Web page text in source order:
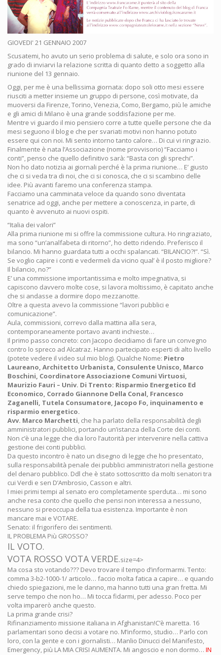
GIOVEDI' 21 GENNAIO 2007
Scusatemi, ho avuto un serio problema di salute, e solo ora sono in
grado di inviarvi la relazione scritta di quanto detto a soggetto alla
riunione del 13 gennaio.
Oggi, per me è una bellissima giornata: dopo soli otto mesi essere
riusciti a metter insieme un gruppo di persone, così motivate, da
muoversi da Firenze, Torino, Venezia, Como, Bergamo, più le amiche
e gli amici di Milano è una grande soddisfazione per me.
Mentre vi guardo il mio pensiero corre a tutte quelle persone che da
mesi seguono il blog e che per svariati motivi non hanno potuto
essere qui con noi. Mi sento intorno tanto calore… Di cui vi ringrazio.
Finalmente è nata l’Associazione (nome provvisorio) “Facciamo i
conti”, penso che quello definitivo sarà: “Basta con gli sprechi”.
Non ho dato notizia ai giornali perché è la prima riunione… E’ giusto
che ci si veda tra di noi, che ci si conosca, che ci si scambino delle
idee. Più avanti faremo una conferenza stampa.
Facciamo una camminata veloce da quando sono diventata
senatrice ad oggi, anche per mettere a conoscenza, in parte, di
quanto è avvenuto ai nuovi ospiti.
“Italia dei valori”
Alla prima riunione mi si offre la commissione cultura. Ho ringraziato,
ma sono “un’analfabeta di ritorno”, ho detto ridendo. Preferisco il
bilancio. Mi hanno guardata tutti a occhi spalancati. “BILANCIO?!”. “Sì.
Se voglio capire i conti e vedermeli da vicino qual’ è il posto migliore?
Il bilancio, no?”
E’ una commissione importantissima e molto impegnativa, si
capiscono davvero molte cose, si lavora moltissimo, è capitato anche
che si andasse a dormire dopo mezzanotte.
Oltre a questa avevo la commissione “lavori pubblici e
comunicazione”.
Aula, commissioni, correvo dalla mattina alla sera,
contemporaneamente portavo avanti inchieste…
Il primo passo concreto: con Jacopo decidiamo di fare un convegno
contro lo spreco ad Alcatraz. Hanno partecipato esperti di alto livello
(potete vedere il video sul mio blog). Qualche Nome: Pietro
Laureano, Architetto Urbanista, Consulente Unisco, Marco
Boschini, Coordinatore Associazione Comuni Virtuosi,
Maurizio Fauri – Univ. Di Trento: Risparmio Energetico Ed
Economico, Corrado Giannone Della Conal, Francesco
Zaganelli, Tutela Consumatore, Jacopo Fo, inquinamento e
risparmio energetico.
Avv. Marco Marchetti, che ha parlato della responsabilità degli
amministratori pubblici, portando un’istanza della Corte dei conti.
Non c’è una legge che dia loro l’autorità per intervenire nella cattiva
gestione dei conti pubblici.
Da questo incontro è nato un disegno di legge che ho presentato,
sulla responsabilità penale dei pubblici amministratori nella gestione
del denaro pubblico. Ddl che è stato sottoscritto da molti senatori tra
cui Verdi e sen D’Ambrosio, Casson e altri.
I miei primi tempi al senato ero completamente sperduta… mi sono
anche resa conto che quello che pensi non interessa a nessuno,
nessuno si preoccupa della tua esistenza. Importante è non
mancare mai e VOTARE.
Senato: il frigorifero dei sentimenti.
IL PROBLEMA Più GROSSO?
IL VOTO.
VOTA ROSSO VOTA VERDE.size=4>
Ma cosa sto votando??? Devo trovare il tempo d’informarmi. Tento:
comma 3-b2-1000-1/ articolo… faccio molta fatica a capire… e quando
chiedo spiegazioni, me le danno, ma hanno tutti una gran fretta. Mi
serve tempo che non ho… Mi tocca fidarmi, per adesso. Poco per
volta imparerò anche questo.
La prima grande crisi?
Rifinanziamento missione italiana in Afghanistan!C’è maretta. 16
parlamentari sono decisi a votare no. M’informo, studio… Parlo con
loro, con la gente e con i giornalisti… Manlio Dinucci del Manifesto,
Emergency, più LA MIA CRISI AUMENTA. Mi angoscio e non dormo… IN